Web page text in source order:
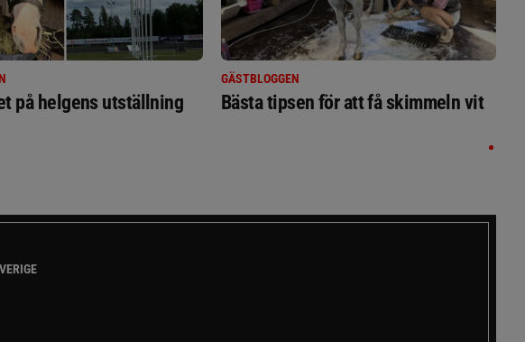
på helgens utställning
GÄSTBLOGGEN
Bästa tipsen för att få skimmeln vit